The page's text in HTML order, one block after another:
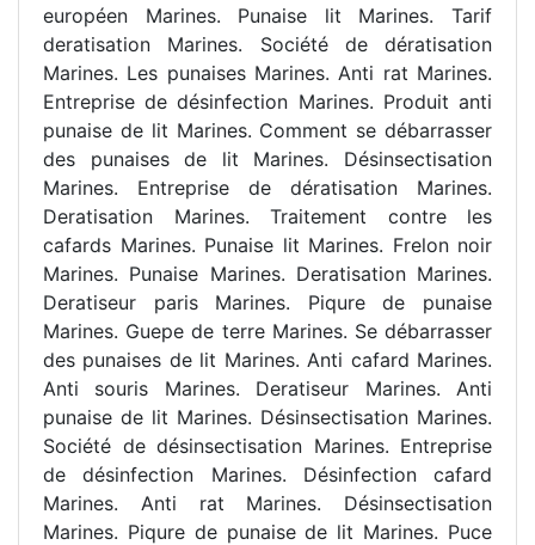
européen Marines. Punaise lit Marines. Tarif
deratisation Marines. Société de dératisation
Marines. Les punaises Marines. Anti rat Marines.
Entreprise de désinfection Marines. Produit anti
punaise de lit Marines. Comment se débarrasser
des punaises de lit Marines. Désinsectisation
Marines. Entreprise de dératisation Marines.
Deratisation Marines. Traitement contre les
cafards Marines. Punaise lit Marines. Frelon noir
Marines. Punaise Marines. Deratisation Marines.
Deratiseur paris Marines. Piqure de punaise
Marines. Guepe de terre Marines. Se débarrasser
des punaises de lit Marines. Anti cafard Marines.
Anti souris Marines. Deratiseur Marines. Anti
punaise de lit Marines. Désinsectisation Marines.
Société de désinsectisation Marines. Entreprise
de désinfection Marines. Désinfection cafard
Marines. Anti rat Marines. Désinsectisation
Marines. Piqure de punaise de lit Marines. Puce